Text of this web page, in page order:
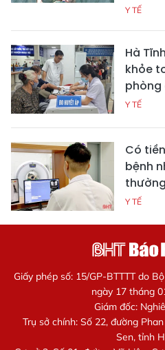
Y TẾ
Hà
khỏe
phòng
Y TẾ
Có
bệnh
Y TẾ
Giấy phép số: 15/GP-BTTTT do
ngày 17 tháng
Giám đốc:
Trụ sở chính: Số 22, đường
Sen, tỉnh